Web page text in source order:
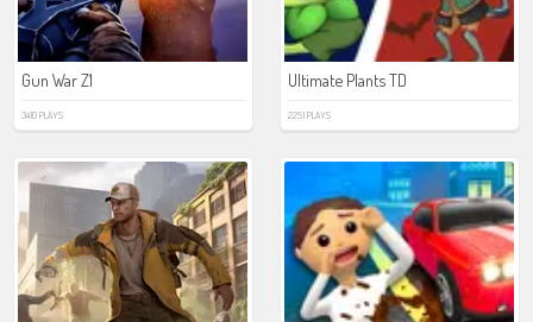
Gun War Z1
3410 PLAYS
Ultimate Plants TD
2251 PLAYS